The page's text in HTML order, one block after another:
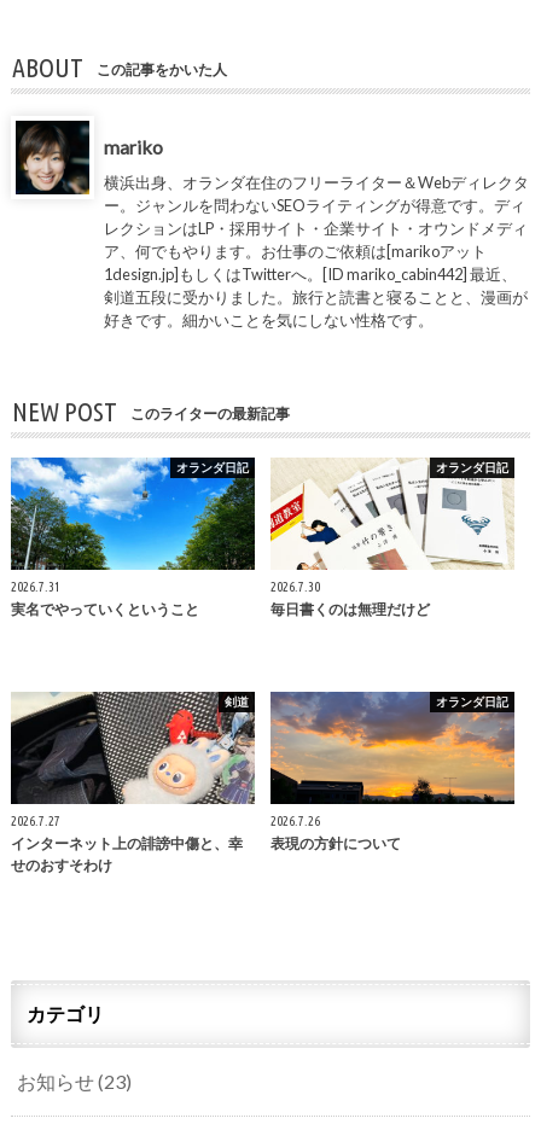
ABOUT この記事をかいた人
mariko
横浜出身、オランダ在住のフリーライター＆Webディレクタ
ー。ジャンルを問わないSEOライティングが得意です。ディ
レクションはLP・採用サイト・企業サイト・オウンドメディ
ア、何でもやります。お仕事のご依頼は[marikoアット
1design.jp]もしくはTwitterへ。[ID mariko_cabin442] 最近、
剣道五段に受かりました。旅行と読書と寝ることと、漫画が
好きです。細かいことを気にしない性格です。
NEW POST このライターの最新記事
オランダ日記
2026.7.31
実名でやっていくということ
オランダ日記
2026.7.30
毎日書くのは無理だけど
剣道
2026.7.27
インターネット上の誹謗中傷と、幸
せのおすそわけ
オランダ日記
2026.7.26
表現の方針について
カテゴリ
お知らせ(23)